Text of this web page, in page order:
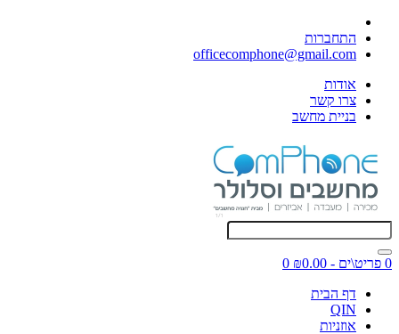
התחברות
officecomphone@gmail.com
אודות
צרו קשר
בניית מחשב
0 פריט\ים - ₪0.00
0
דף הבית
QIN
אוזניות